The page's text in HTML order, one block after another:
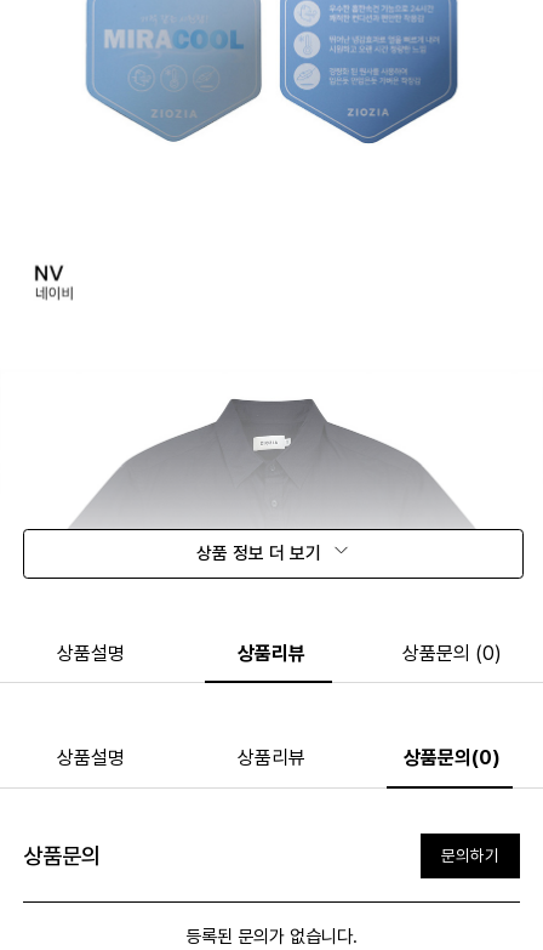
상품 정보 더 보기
상품설명 상품리뷰 상품문의 (0)
상품설명 상품리뷰 상품문의(0)
상품문의 문의하기
등록된 문의가 없습니다.